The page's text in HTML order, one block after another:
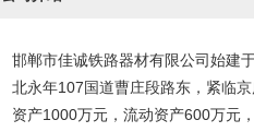
邯郸市佳诚铁路器材有限公司始建
北永年107国道曹庄段路东，紧临
资产1000万元，流动资产600万元